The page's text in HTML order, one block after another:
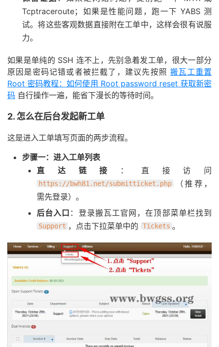
Tcptraceroute；如果是性能问题，跑一下 YABS 测
试。将这些客观数据直接附在工单中，这样会很有说服
力。
如果是单纯的 SSH 连不上，先别急着发工单，很大一部分
原因是密码记错或者被拦截了，建议先按照搬瓦工重置
Root 密码教程：如何使用 Root password reset 获取新密
码 自行操作一遍，能省下漫长的等待时间。
2. 怎么在后台发起新工单
这是进入工单填写页面的两步流程。
步骤一：进入工单列表
直达链接
：直接访问
https://bwh81.net/submitticket.php
（推荐，
需先登录）。
后台入口 ：登录搬瓦工官网，在顶部菜单栏找到
Support ，点击下拉菜单中的 Tickets 。